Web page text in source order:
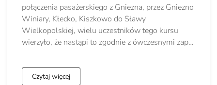
połączenia pasażerskiego z Gniezna, przez Gniezno
Winiary, Kłecko, Kiszkowo do Sławy
Wielkopolskiej, wielu uczestników tego kursu
wierzyło, że nastąpi to zgodnie z ówczesnymi zap…
Czytaj więcej